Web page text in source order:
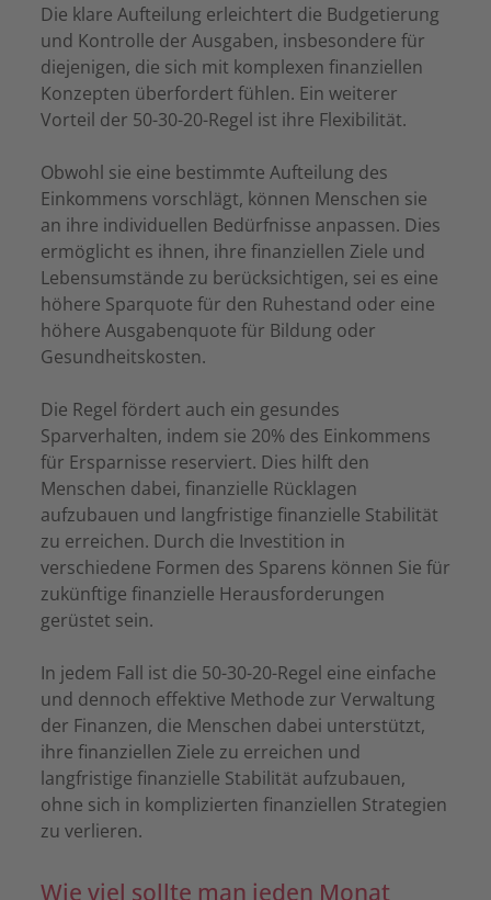
Die klare Aufteilung erleichtert die Budgetierung
und Kontrolle der Ausgaben, insbesondere für
diejenigen, die sich mit komplexen finanziellen
Konzepten überfordert fühlen. Ein weiterer
Vorteil der 50-30-20-Regel ist ihre Flexibilität.
Obwohl sie eine bestimmte Aufteilung des
Einkommens vorschlägt, können Menschen sie
an ihre individuellen Bedürfnisse anpassen. Dies
ermöglicht es ihnen, ihre finanziellen Ziele und
Lebensumstände zu berücksichtigen, sei es eine
höhere Sparquote für den Ruhestand oder eine
höhere Ausgabenquote für Bildung oder
Gesundheitskosten.
Die Regel fördert auch ein gesundes
Sparverhalten, indem sie 20% des Einkommens
für Ersparnisse reserviert. Dies hilft den
Menschen dabei, finanzielle Rücklagen
aufzubauen und langfristige finanzielle Stabilität
zu erreichen. Durch die Investition in
verschiedene Formen des Sparens können Sie für
zukünftige finanzielle Herausforderungen
gerüstet sein.
In jedem Fall ist die 50-30-20-Regel eine einfache
und dennoch effektive Methode zur Verwaltung
der Finanzen, die Menschen dabei unterstützt,
ihre finanziellen Ziele zu erreichen und
langfristige finanzielle Stabilität aufzubauen,
ohne sich in komplizierten finanziellen Strategien
zu verlieren.
Wie viel sollte man jeden Monat